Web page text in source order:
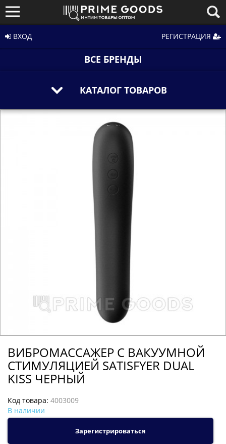
ВХОД РЕГИСТРАЦИЯ
ВСЕ БРЕНДЫ
КАТАЛОГ ТОВАРОВ
ВИБРОМАССАЖЕР С ВАКУУМНОЙ
СТИМУЛЯЦИЕЙ SATISFYER DUAL
KISS ЧЕРНЫЙ
Код товара: 4003009
В наличии
Зарегистрироваться